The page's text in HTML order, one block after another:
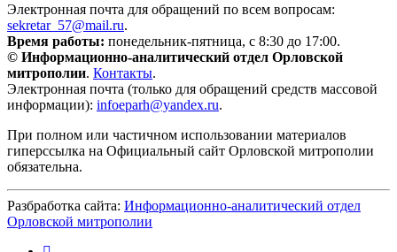
Электронная почта для обращений по всем вопросам:
sekretar_57@mail.ru.
Время работы: понедельник-пятница, с 8:30 до 17:00.
© Информационно-аналитический отдел Орловской
митрополии. Контакты.
Электронная почта (только для обращений средств массовой
информации): infoeparh@yandex.ru.
При полном или частичном использовании материалов
гиперссылка на Официальный сайт Орловской митрополии
обязательна.
Разбработка сайта: Информационно-аналитический отдел
Орловской митрополии